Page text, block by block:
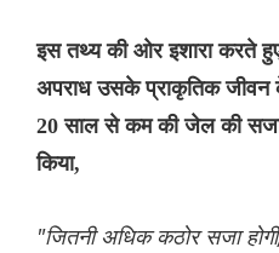
इस तथ्य की ओर इशारा करते
अपराध उसके प्राकृतिक जीवन
20 साल से कम की जेल की सजा
किया,
"जितनी अधिक कठोर सजा